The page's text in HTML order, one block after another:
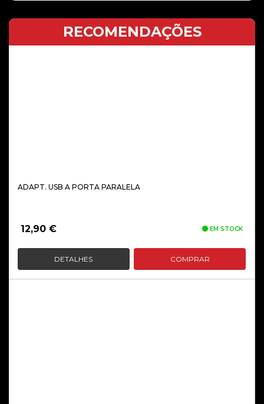
RECOMENDAÇÕES
ADAPT. USB A PORTA PARALELA
12,90 € EM STOCK
DETALHES COMPRAR